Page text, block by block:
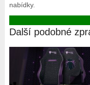
nabídky.
Další podobné